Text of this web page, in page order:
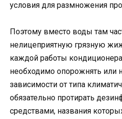
условия для размножения
Поэтому вместо воды там
нелицеприятную грязную
каждой работы
необходимо опорожнять или
зависимости от типа
обязательно протирать
средствами, названия